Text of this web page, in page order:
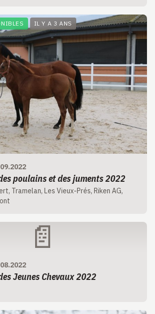
IL Y A 3 ANS
poulains et des juments 2022
Tramelan, Les Vieux-Prés, Riken AG,
📄
Jeunes Chevaux 2022